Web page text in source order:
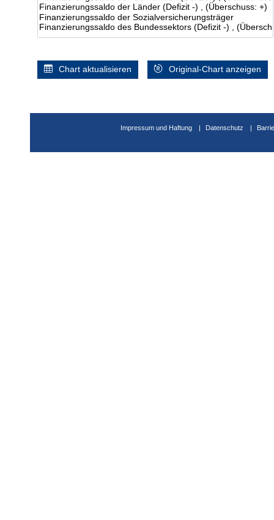
Chart aktualisieren Original-Chart anzeigen
Impressum und Haftung Datenschutz